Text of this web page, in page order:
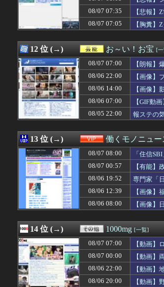
08/07 08:07
【朗報】減税に反対し
彼女に「結婚はあと2、
6月以降のヤクルトス
08/07 08:05
【脱衣麻雀】『スーパ
08/07 08:05
【悲報】ショートスリ
08/07 08:05
【画像】飯尾夏帆アナ
08/07 08:05
サカナ山口、アジカン
08/07 08:05
【画像】あの人気ポケ
08/07 08:05
【激走戦隊カーレンジ
08/07 08:05
サガ2秘宝伝説とかいう
08/07 08:04
幼女戦記とかいうアニ
08/07 08:04
「ゾンビたばこ売人」
08/07 08:04
人生は始めから決まっ
08/07 08:04
海外「日本から独立か
08/07 08:03
夫から前妻との子の高
08/07 08:03
【画像】こういう髪型
08/07 08:03
【悲報】参政党神谷代
08/07 08:03
【画像】女子高生「え
08/07 08:03
【豊臣兄弟！】画質ク
08/07 08:02
Switch2『ファイアーエ
08/07 08:02
【機動戦士ガンダム】
08/07 08:01
中日・選手会長の藤嶋
08/07 08:01
【仮面ライダー鎧武】
08/07 08:01
PC版サイレントヒル新
08/07 08:01
【ウマ娘】ウマプラン
08/07 08:01
子供向け漫画、謎の闇
08/07 08:00
鈴木奈穂子アナ 袖口
08/07 08:00
「≠ME(ノットイコール
08/07 08:00
「住信SBI」が「ドコ
08/07 08:00
熊さん、人間が勝手に
08/07 07:35
【悲報】
08/07 07:05
【胸糞】
12 位 (→) お～い！お宝 [
08/07 07:00
【朗報】
08/06 22:00
【画像】
08/06 14:00
【画像】
08/06 07:00
【GIF動
08/05 22:00
報ステの
13 位 (→) 働くモノニュ
08/07 08:00
「住信
08/07 00:57
【有能
08/06 19:52
専門家「
08/06 12:39
【画像】
08/06 08:00
【画像】
14 位 (→) 1000mg [一覧]
08/07 07:00
【動画】
08/07 00:00
【動画】
08/06 22:00
【動画】
08/06 20:00
【動画】